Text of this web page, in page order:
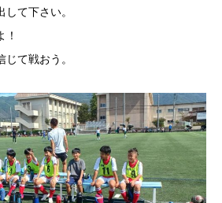
て下さい。
て戦おう。